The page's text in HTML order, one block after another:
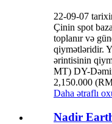
22-09-07
Çinin spot
toplanır və
qiymətləridir.
ərintisinin
MT) DY-
2,150.000
Daha ətraflı
Nadir